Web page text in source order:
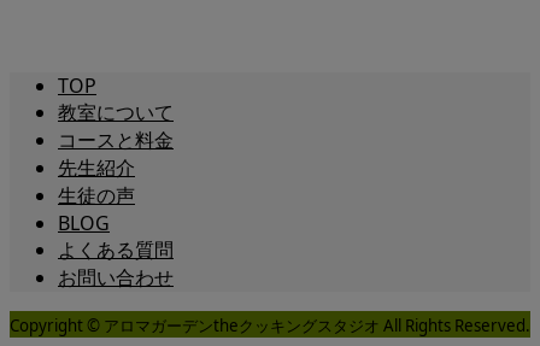
TOP
教室について
コースと料金
先生紹介
生徒の声
BLOG
よくある質問
お問い合わせ
Copyright © アロマガーデンtheクッキングスタジオ All Rights Reserved.